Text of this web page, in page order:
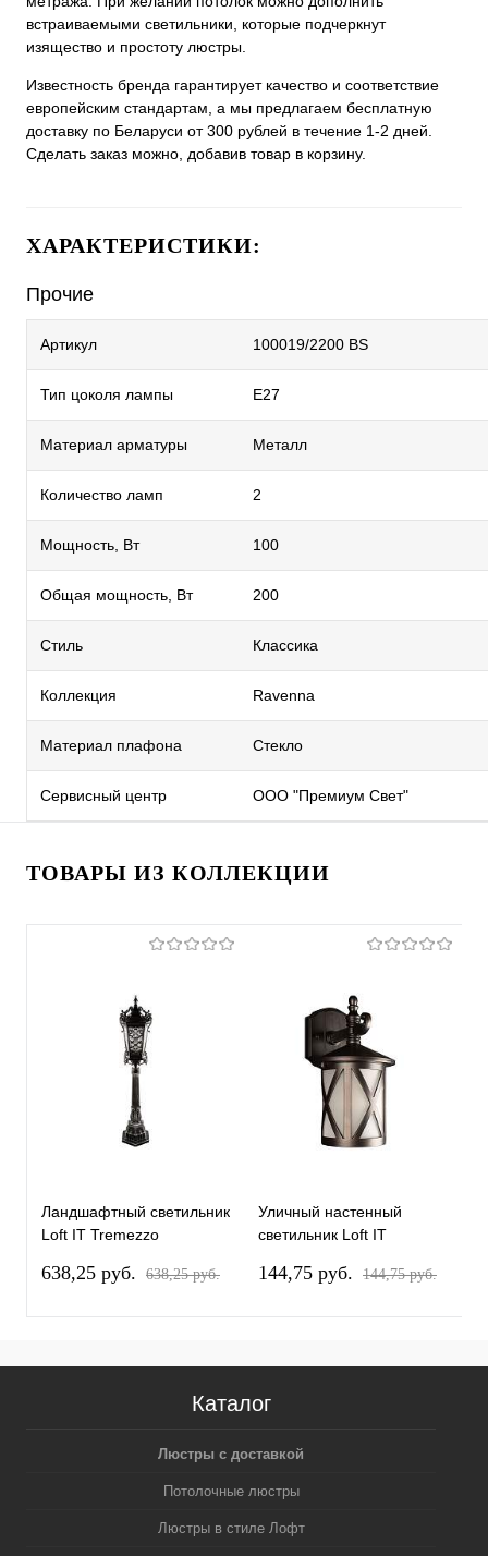
встраиваемыми светильники, которые подчеркнут
изящество и простоту люстры.
Известность бренда гарантирует качество и соответствие
европейским стандартам, а мы предлагаем бесплатную
доставку по Беларуси от 300 рублей в течение 1-2 дней.
Сделать заказ можно, добавив товар в корзину.
ХАРАКТЕРИСТИКИ:
Прочие
Артикул 100019/2200 BS
Тип цоколя лампы E27
Материал арматуры Металл
Количество ламп 2
Мощность, Вт 100
Общая мощность, Вт 200
Стиль Классика
Коллекция Ravenna
Материал плафона Стекло
Сервисный центр ООО "Премиум Свет"
ТОВАРЫ ИЗ КОЛЛЕКЦИИ
Ландшафтный светильник
Loft IT Tremezzo
638,25 pуб. 638,25 pуб.
Уличный настенный
светильник Loft IT
144,75 pуб. 144,75 pуб.
Каталог
Люстры с доставкой
Потолочные люстры
Люстры в стиле Лофт